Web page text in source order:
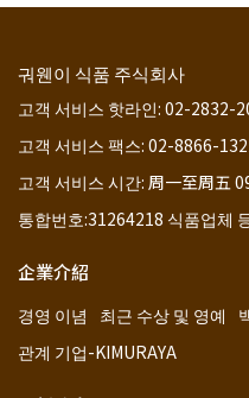
궈웬이 식품 주식회사
고객 서비스 핫라인: 02-2832-
고객 서비스 팩스: 02-8866-
고객 서비스 시간: 周一至周五
통합번호:31264218 식품업체
企業介紹
경영 이념 최근 수상 및 영예
관계 기업-KIMURAYA